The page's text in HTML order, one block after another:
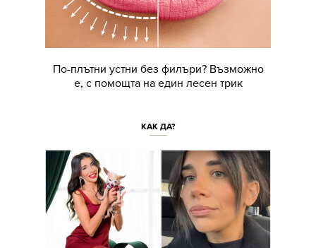
По-плътни устни без филъри? Възможно
е, с помощта на един лесен трик
КАК ДА?